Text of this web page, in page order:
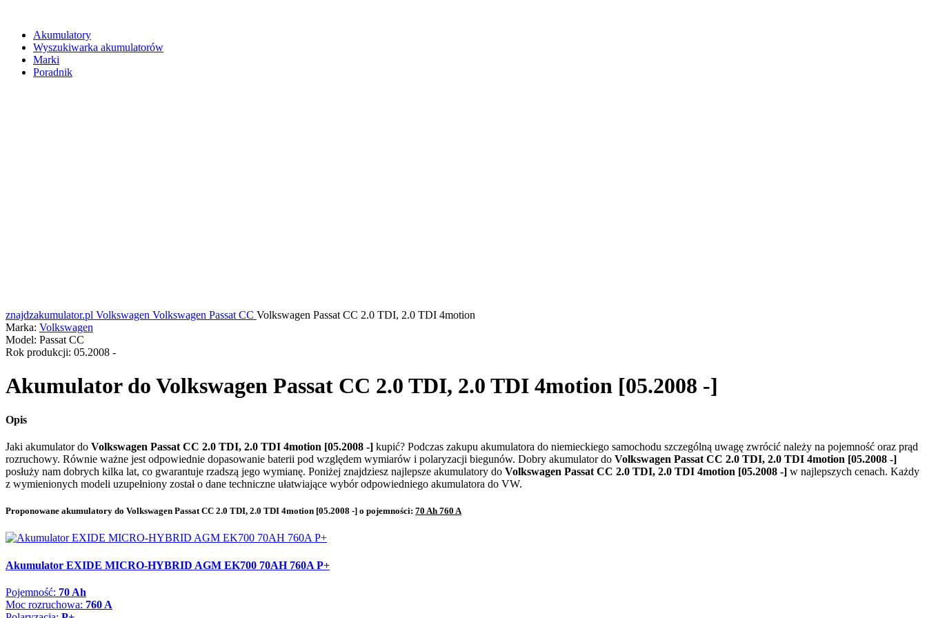
Akumulatory
Wyszukiwarka akumulatorów
Marki
Poradnik
znajdzakumulator.pl Volkswagen Volkswagen Passat CC Volkswagen Passat CC 2.0 TDI, 2.0 TDI 4motion
Marka: Volkswagen
Model: Passat CC
Rok produkcji: 05.2008 -
Akumulator do Volkswagen Passat CC 2.0 TDI, 2.0 TDI 4motion [05.2008 -]
Opis
Jaki akumulator do Volkswagen Passat CC 2.0 TDI, 2.0 TDI 4motion [05.2008 -] kupić? Podczas zakupu akumulatora do niemieckiego samochodu szczególną uwagę zwrócić należy na pojemność oraz prąd
rozruchowy. Równie ważne jest odpowiednie dopasowanie baterii pod względem wymiarów i polaryzacji biegunów. Dobry akumulator do Volkswagen Passat CC 2.0 TDI, 2.0 TDI 4motion [05.2008 -]
posłuży nam dobrych kilka lat, co gwarantuje rzadszą jego wymianę. Poniżej znajdziesz najlepsze akumulatory do Volkswagen Passat CC 2.0 TDI, 2.0 TDI 4motion [05.2008 -] w najlepszych cenach. Każdy
z wymienionych modeli uzupełniony został o dane techniczne ułatwiające wybór odpowiedniego akumulatora do VW.
Proponowane akumulatory do Volkswagen Passat CC 2.0 TDI, 2.0 TDI 4motion [05.2008 -] o pojemności: 70 Ah 760 A
Akumulator EXIDE MICRO-HYBRID AGM EK700 70AH 760A P+
Pojemność: 70 Ah
Moc rozruchowa: 760 A